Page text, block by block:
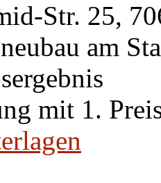
Str. 25,
am
mit 1.